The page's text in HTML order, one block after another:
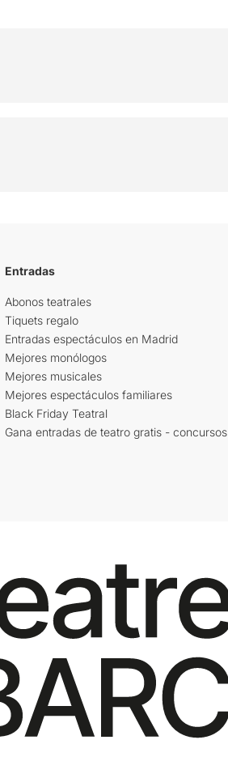
Entradas
Abonos teatrales
Tiquets regalo
Entradas espectáculos en Madrid
Mejores monólogos
Mejores musicales
Mejores espectáculos familiares
Black Friday Teatral
Gana entradas de teatro gratis - concursos